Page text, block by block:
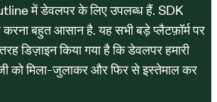
में डेवलपर के लिए उपलब्ध हैं. SDK
बहुत आसान है. यह सभी बड़े प्लैटफ़ॉर्म पर
डिज़ाइन किया गया है कि डेवलपर हमारी
को मिला-जुलाकर और फिर से इस्तेमाल कर